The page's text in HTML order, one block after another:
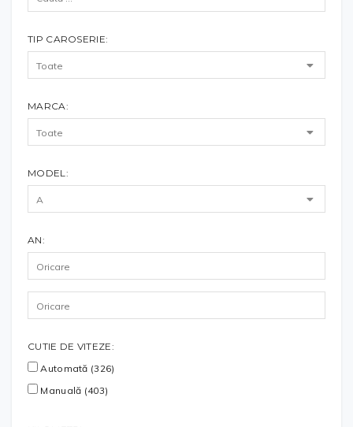
TIP CAROSERIE:
MARCA:
MODEL:
AN:
CUTIE DE VITEZE:
Automată (326)
Manuală (403)